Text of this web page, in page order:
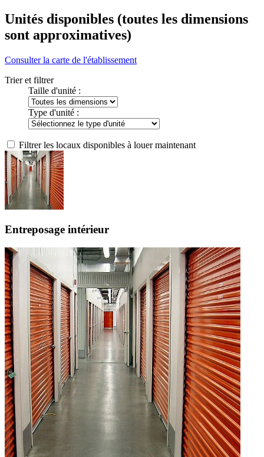
Unités disponibles (toutes les dimensions
sont approximatives)
Consulter la carte de l'établissement
Trier et filtrer
Taille d'unité :
Type d'unité :
Filtrer les locaux disponibles à louer maintenant
Entreposage intérieur